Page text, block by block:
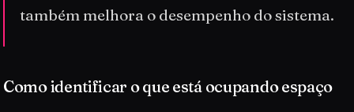
também melhora o desempenho do sistema.
Como identificar o que está ocupando espaço